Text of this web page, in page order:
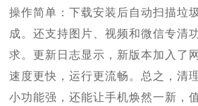
操作简单：下载安装后自动扫描垃
成。还支持图片、视频和微信专清
求。更新日志显示，新版本加入了
速度更快，运行更流畅。总之，清
小功能强，还能让手机焕然一新，